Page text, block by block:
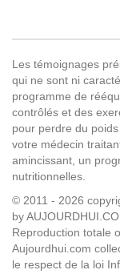
Les témoignages
qui ne sont ni
programme de
contrôlés et des
pour perdre du
votre médecin
amincissant, un
nutritionnelles.
© 2011 - 2026
by
Reproduction totale
Aujourdhui.com
le respect de la loi